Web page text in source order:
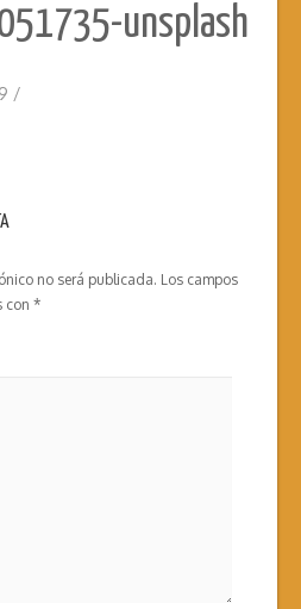
unsplash
/
no será publicada. Los campos
con *